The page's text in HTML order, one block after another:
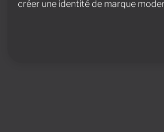
créer une identité de marque